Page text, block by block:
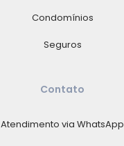
Condomínios
Seguros
Contato
Atendimento via WhatsApp